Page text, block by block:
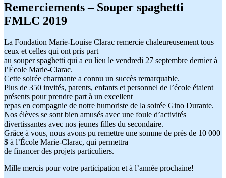
Remerciements – Souper spaghetti
FMLC 2019
La Fondation Marie-Louise Clarac remercie chaleureusement tous
ceux et celles qui ont pris part
au souper spaghetti qui a eu lieu le vendredi 27 septembre dernier à
l’École Marie-Clarac.
Cette soirée charmante a connu un succès remarquable.
Plus de 350 invités, parents, enfants et personnel de l’école étaient
présents pour prendre part à un excellent
repas en compagnie de notre humoriste de la soirée Gino Durante.
Nos élèves se sont bien amusés avec une foule d’activités
divertissantes avec nos jeunes filles du secondaire.
Grâce à vous, nous avons pu remettre une somme de près de 10 000
$ à l’École Marie-Clarac, qui permettra
de financer des projets particuliers.
Mille mercis pour votre participation et à l’année prochaine!